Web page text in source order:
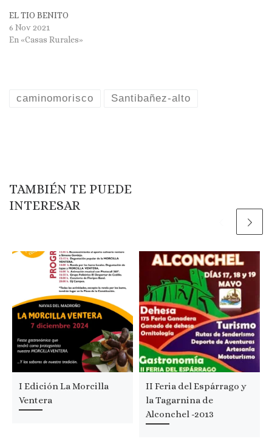
EL TIO BENITO
6 Nov 2021
En «Casas Rurales»
caminomorisco Santibañez-alto
TAMBIÉN TE PUEDE
INTERESAR
I Edición La Morcilla
Ventera
II Feria del Espárrago y
la Tagarnina de
Alconchel -2013